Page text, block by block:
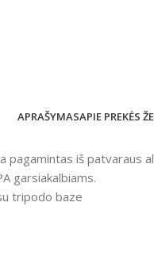
APRAŠYMASAPIE PREKĖS
iš patvaraus
garsiakalbiams.
tripodo baze